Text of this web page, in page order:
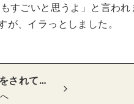
ごいと思うよ」と言われ
、イラっとしました。
されて…